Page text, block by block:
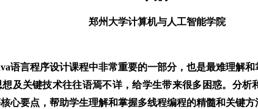
郑州大学计算机与人工智能学院
语言程序设计课程中非常重要的一部分，也是最难理解
及关键技术往往语焉不详，给学生带来很多困惑。分析
心要点，帮助学生理解和掌握多线程编程的精髓和关键方